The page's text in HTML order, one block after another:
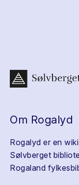
Om Rogalyd
Rogalyd er en
Sølvberget
Rogaland